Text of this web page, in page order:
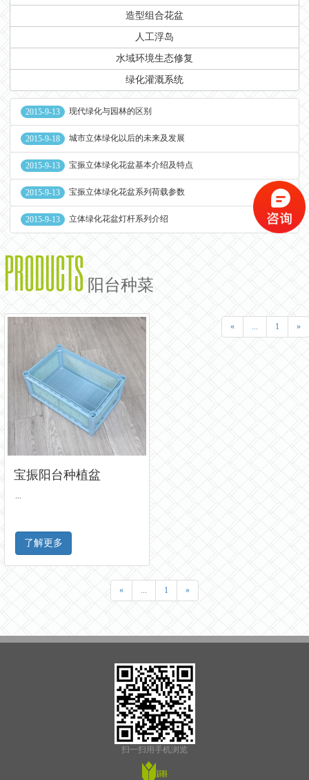
造型组合花盆
人工浮岛
水域环境生态修复
绿化灌溉系统
2015-9-13 现代绿化与园林的区别
2015-9-18 城市立体绿化以后的未来及发展
2015-9-13 宝振立体绿化花盆基本介绍及特点
2015-9-13 宝振立体绿化花盆系列荷载参数
2015-9-13 立体绿化花盆灯杆系列介绍
PRODUCTS 阳台种菜
« ... 1 »
宝振阳台种植盆
...
了解更多
« ... 1 »
扫一扫用手机浏览